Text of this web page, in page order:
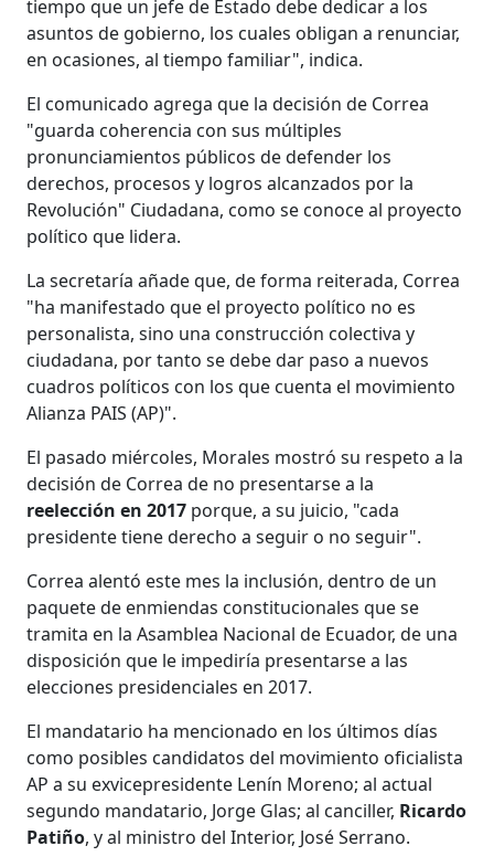
tiempo que un jefe de Estado debe dedicar a los
asuntos de gobierno, los cuales obligan a renunciar,
en ocasiones, al tiempo familiar", indica.
El comunicado agrega que la decisión de Correa
"guarda coherencia con sus múltiples
pronunciamientos públicos de defender los
derechos, procesos y logros alcanzados por la
Revolución" Ciudadana, como se conoce al proyecto
político que lidera.
La secretaría añade que, de forma reiterada, Correa
"ha manifestado que el proyecto político no es
personalista, sino una construcción colectiva y
ciudadana, por tanto se debe dar paso a nuevos
cuadros políticos con los que cuenta el movimiento
Alianza PAIS (AP)".
El pasado miércoles, Morales mostró su respeto a la
decisión de Correa de no presentarse a la
reelección en 2017 porque, a su juicio, "cada
presidente tiene derecho a seguir o no seguir".
Correa alentó este mes la inclusión, dentro de un
paquete de enmiendas constitucionales que se
tramita en la Asamblea Nacional de Ecuador, de una
disposición que le impediría presentarse a las
elecciones presidenciales en 2017.
El mandatario ha mencionado en los últimos días
como posibles candidatos del movimiento oficialista
AP a su exvicepresidente Lenín Moreno; al actual
segundo mandatario, Jorge Glas; al canciller, Ricardo
Patiño, y al ministro del Interior, José Serrano.